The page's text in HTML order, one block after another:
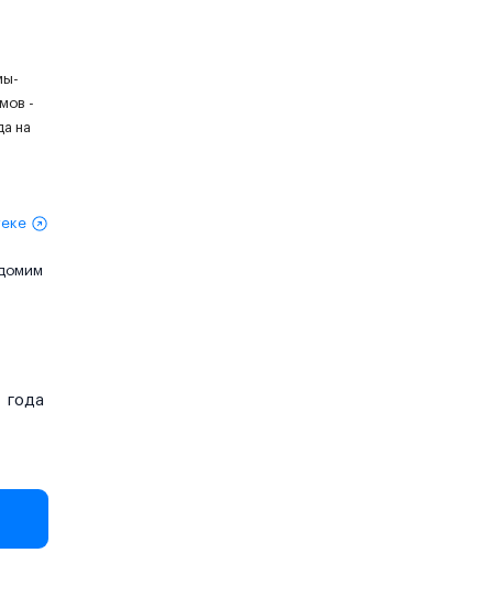
-
на
года